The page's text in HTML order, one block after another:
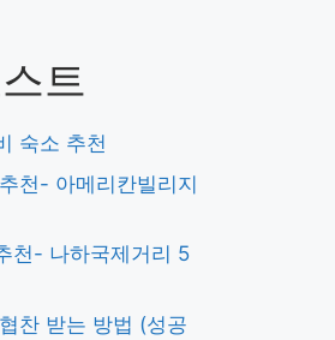
트
숙소 추천
천- 아메리칸빌리지
천- 나하국제거리 5
찬 받는 방법 (성공